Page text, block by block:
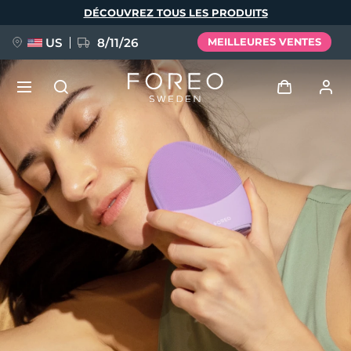
DÉCOUVREZ TOUS LES PRODUITS
US 8/11/26 MEILLEURES VENTES
Profil de l'utilisateur
Mes appareils
Mes commandes
Mes adresses
Mes abonnements
NOUVEAU
FAQ™ Pure Beauty-Tech Elixir
BREAKING NEWS
issa™ Teeth Whitening Set
Langue
English Deutsch
Español
Français
Italiano
Português
Svenska
Русский
Türkçe
简体中文 繁體中文